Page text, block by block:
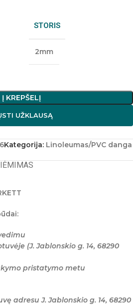
STORIS
2mm
Į KREPŠELĮ
UŽKLAUSĄ
Kategorija: Linoleumas/PVC danga
(J. Jablonskio g. 14, 68290
pristatymo metu
adresu J. Jablonskio g. 14, 68290